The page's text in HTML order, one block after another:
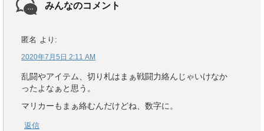
みんなのコメント
匿名 より:
2020年7月5日 2:11 AM
乱闘やアイテム、切り札はまぁ戦闘力絡んじゃいけなか
ったよなぁと思う。
マリカーもまぁ絡むんだけどね、数字に。
返信